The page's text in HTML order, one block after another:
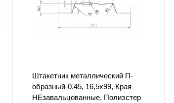
Штакетник металлический П-
образный-0.45, 16,5х99, Края
НЕзавальцованные, Полиэстер